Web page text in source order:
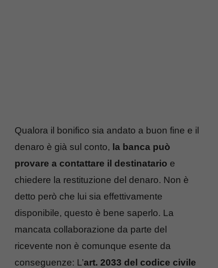
Qualora il bonifico sia andato a buon fine e il
denaro è già sul conto, la banca può
provare a contattare il destinatario e
chiedere la restituzione del denaro. Non è
detto però che lui sia effettivamente
disponibile, questo è bene saperlo. La
mancata collaborazione da parte del
ricevente non è comunque esente da
conseguenze: L’art. 2033 del codice civile